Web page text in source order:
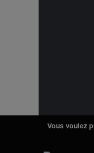
Vous voulez